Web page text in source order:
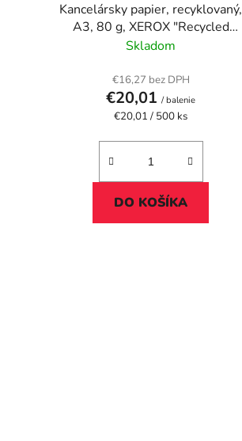
Kancelársky papier, recyklovaný,
A3, 80 g, XEROX "Recycled
Plus"
Skladom
€16,27 bez DPH
€20,01/ balenie
Jednotková
€20,01 / 500 ks
DO KOŠÍKA